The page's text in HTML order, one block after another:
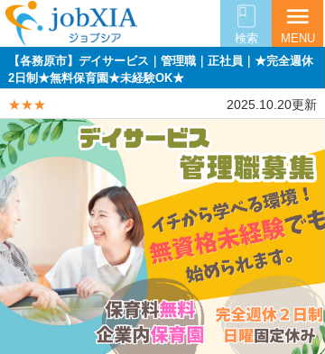
検索
menu
MENU
【各務原市】デイサービス｜管理職｜正社員｜★完全週休
2日制★無料保育園★未経験OK★
★★★ 2025.10.20更新